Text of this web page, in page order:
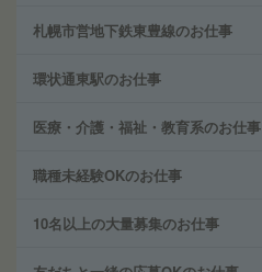
札幌市営地下鉄東豊線のお仕事
環状通東駅のお仕事
医療・介護・福祉・教育系のお仕事
職種未経験OKのお仕事
10名以上の大量募集のお仕事